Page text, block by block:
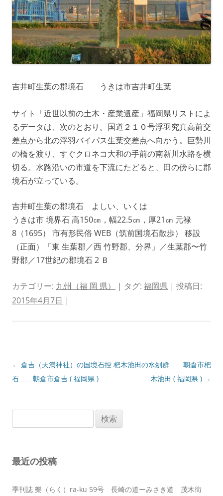
吉井町生葉の郡境石 うきは市吉井町生葉
サイト「近世以前の土木・産業遺産」福岡県リストによ
るデータは、次のとおり。国道２１０号浮羽究真高前交
差点から北の浮羽バイパス生葉交差点へ向かう。巨勢川
の橋を渡り、すぐクロネコ大和の手前の南新川水路を横
切る。水路沿いの市道を下流にたどると、田の傍らに郡
境石が立っている。
吉井町生葉の郡境石 よしい、いくは
うきは市 境界石 高150㎝，幅22.5㎝，厚21㎝ 元禄
8（1695） 市有形民俗 WEB（筑前国境石散歩） 移設
（正面）「東 生葉郡／西 竹野郡、分界」／生葉郡〜竹
野郡／17世紀の郡境石 2 Ｂ
カテゴリー: 九州（福 岡 県） | タグ: 福岡県 | 投稿日:
2015年4月7日 |
投
稿
ョ
← 倉吉（天満神社）の国境石控
石 朝倉市倉吉 ( 福岡県 )
杷木池田の水刎群 朝倉市杷
木池田 ( 福岡県 ) →
索:
最近の投稿
季刊誌 樂（らく）ra-ku 59号 長崎の道ーみさき道 茂木街